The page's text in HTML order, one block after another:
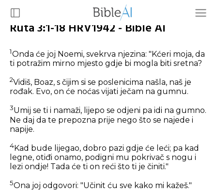
Ruta 3:1-18 HRV1942 - Bible AI
1Onda će joj Noemi, svekrva njezina: "Kćeri moja, da
ti potražim mirno mjesto gdje bi mogla biti sretna?
2Vidiš, Boaz, s čijim si se poslenicima našla, naš je
rođak. Evo, on će noćas vijati ječam na gumnu.
3Umij se ti i namaži, lijepo se odjeni pa idi na gumno.
Ne daj da te prepozna prije nego što se najede i
napije.
4Kad bude lijegao, dobro pazi gdje će leći; pa kad
legne, otiđi onamo, podigni mu pokrivač s nogu i
lezi ondje! Tada će ti on reći što ti je činiti."
5Ona joj odgovori: "Učinit ću sve kako mi kažeš."